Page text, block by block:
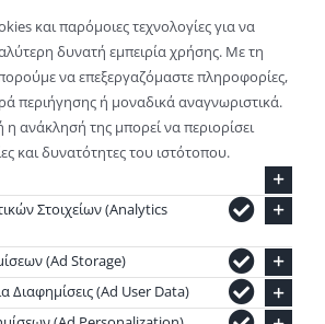
DREAM.
και παρόμοιες τεχνολογίες για να
δυνατή εμπειρία χρήσης. Με τη
να επεξεργαζόμαστε πληροφορίες,
περιήγησης ή μοναδικά αναγνωριστικά.
ανάκλησή της μπορεί να περιορίσει
και δυνατότητες του ιστότοπου.
Στοιχείων (Analytics
(Ad Storage)
Διαφημίσεις (Ad User Data)